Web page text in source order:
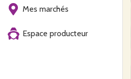
Mes marchés
Espace producteur